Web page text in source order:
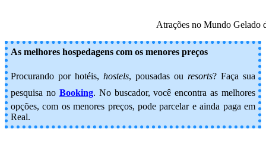
Atrações no Mundo Gelado
As melhores hospedagens com os menores preços
Procurando por hotéis, hostels, pousadas ou resorts? Faça sua
pesquisa no Booking. No buscador, você encontra as melhores
opções, com os menores preços, pode parcelar e ainda paga em
Real.